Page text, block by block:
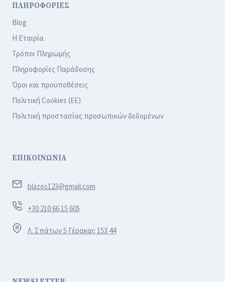
ΠΛΗΡΟΦΟΡΙΕΣ
Blog
Η Εταιρία
Τρόποι Πληρωμής
Πληροφορίες Παράδοσης
Όροι και προϋποθέσεις
Πολιτική Cookies (ΕΕ)
Πολιτική προστασίας προσωπικών δεδομένων
ΕΠΙΚΟΙΝΩΝΙΑ
blazos123@gmail.com
+30 210 66 15 605
Λ. Σπάτων 5 Γέρακας 153 44